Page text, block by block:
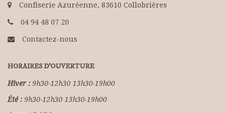
Confiserie Azuréenne, 83610 Collobrières
04 94 48 07 20
Contactez-nous
HORAIRES D'OUVERTURE
Hiver : 9h30-12h30 13h30-19h00
Été : 9h30-12h30 13h30-19h00